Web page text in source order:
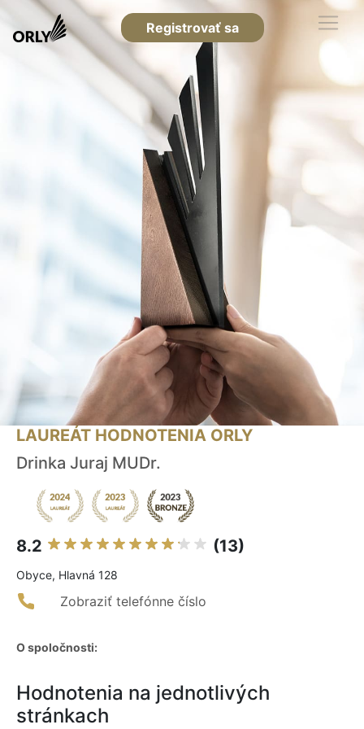
Registrovať sa
LAUREÁT HODNOTENIA ORLY
Drinka Juraj MUDr.
8.2 (13)
Obyce, Hlavná 128
Zobraziť telefónne číslo
O spoločnosti:
Hodnotenia na jednotlivých
stránkach